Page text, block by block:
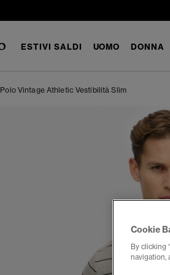
ESTIVI SALDI UOMO DONNA
Polo Vintage Athletic Vestibilità Slim
Cookie
By clicking
navigation,